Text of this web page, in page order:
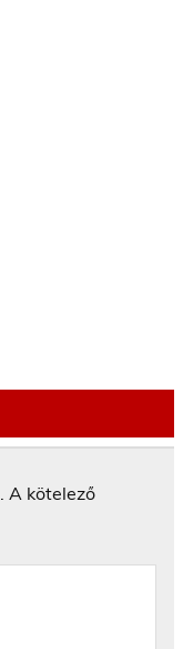
A kötelező